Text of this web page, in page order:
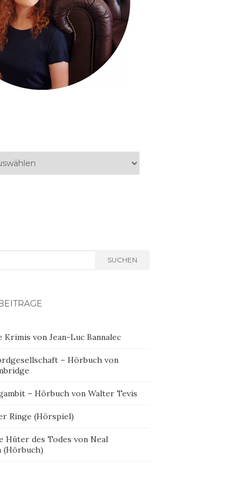
SUCHEN
Krimis von Jean-Luc Bannalec
– Hörbuch von
– Hörbuch von Walter Tevis
Ringe (Hörspiel)
Hüter des Todes von Neal
(Hörbuch)